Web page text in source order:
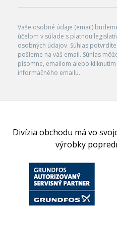
Vaše osobné údaje (email)
účelom v súlade s platnou
osobných údajov. Súhlas
pošleme na váš email. Súhlas
písomne, emailom alebo
informačného emailu.
Divízia obchodu má vo
výrobky